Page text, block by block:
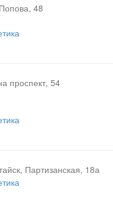
Попова, 48
проспект, 54
Партизанская, 18а